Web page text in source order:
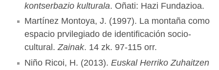
kontserbazio kulturala. Oñati: Hazi Fundazioa.
Martínez Montoya, J. (1997). La montaña como
espacio prvilegiado de identificación socio-
cultural.Zainak. 14 zk. 97-115 orr.
Niño Ricoi, H. (2013). Euskal Herriko Zuhaitzen